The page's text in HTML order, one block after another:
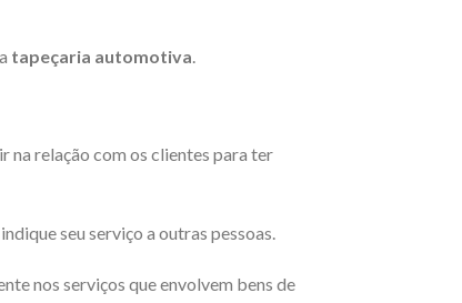
tapeçaria automotiva.
na relação com os clientes para ter
seu serviço a outras pessoas.
nos serviços que envolvem bens de